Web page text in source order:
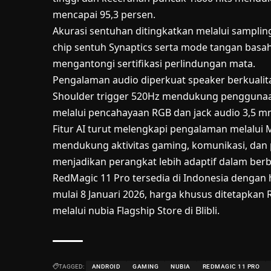
mencapai 95,3 persen.
Akurasi sentuhan ditingkatkan melalui
chip sentuh Synaptics serta mode tangan
mengantongi sertifikasi perlindungan mata.
Pengalaman audio diperkuat speaker
Shoulder trigger 520Hz mendukung
melalui pencahayaan RGB dan jack audio 3,5
Fitur AI turut melengkapi pengalaman melalui
mendukung aktivitas gaming, komunikasi,
menjadikan perangkat lebih adaptif dalam
RedMagic 11 Pro tersedia di Indonesia
mulai 8 Januari 2026, harga khusus ditetapkan
melalui nubia Flagship Store di Blibli.
TAGGED: ANDROID GAMING NUBIA REDMAGIC 11 PRO